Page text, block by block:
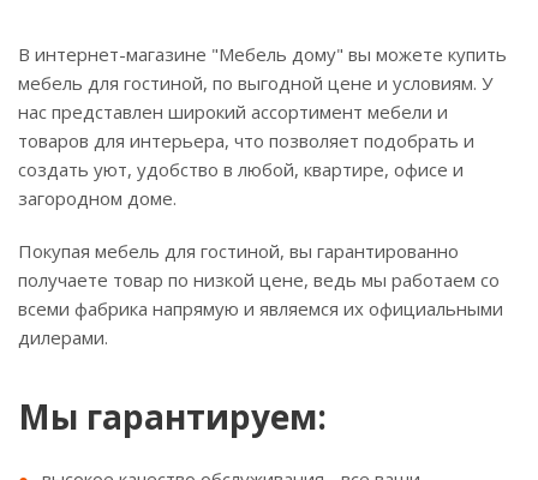
В интернет-магазине "Мебель дому" вы можете купить
мебель для гостиной, по выгодной цене и условиям. У
нас представлен широкий ассортимент мебели и
товаров для интерьера, что позволяет подобрать и
создать уют, удобство в любой, квартире, офисе и
загородном доме.
Покупая мебель для гостиной, вы гарантированно
получаете товар по низкой цене, ведь мы работаем со
всеми фабрика напрямую и являемся их официальными
дилерами.
Мы гарантируем: